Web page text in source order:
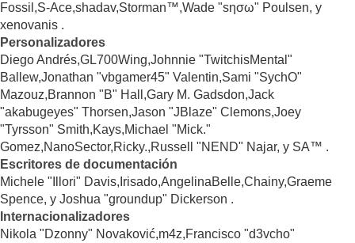
Fossil,S-Ace,shadav,Storman™,Wade "sησω" Poulsen, y
xenovanis .
Personalizadores
Diego Andrés,GL700Wing,Johnnie "TwitchisMental"
Ballew,Jonathan "vbgamer45" Valentin,Sami "SychO"
Mazouz,Brannon "B" Hall,Gary M. Gadsdon,Jack
"akabugeyes" Thorsen,Jason "JBlaze" Clemons,Joey
"Tyrsson" Smith,Kays,Michael "Mick."
Gomez,NanoSector,Ricky.,Russell "NEND" Najar, y SA™ .
Escritores de documentación
Michele "Illori" Davis,Irisado,AngelinaBelle,Chainy,Graeme
Spence, y Joshua "groundup" Dickerson .
Internacionalizadores
Nikola "Dzonny" Novaković,m4z,Francisco "d3vcho"